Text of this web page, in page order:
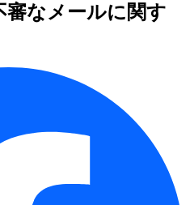
なメールに関す